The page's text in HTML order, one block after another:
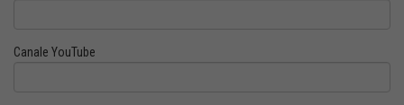
Canale YouTube